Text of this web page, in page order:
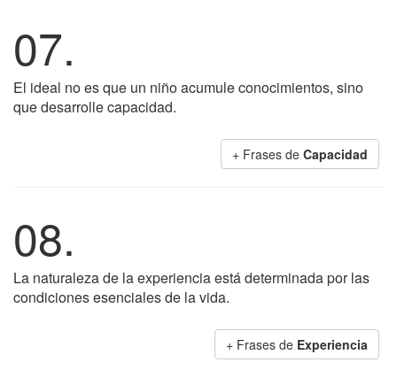
07.
El ideal no es que un niño acumule conocimientos, sino
que desarrolle capacidad.
+ Frases de Capacidad
08.
La naturaleza de la experiencia está determinada por las
condiciones esenciales de la vida.
+ Frases de Experiencia